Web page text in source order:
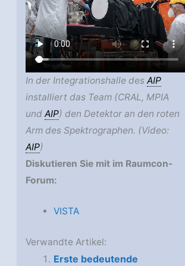
In der Integrationshalle desAIP
installiert das Team (CRAL, MPIA
undAIP) den Detektor an den roten
Arm des Spektrographen. (Video:
AIP)
Diskutieren Sie mit im Raumcon-
Forum:
VISTA
Verwandte Artikel:
Erste bedeutende